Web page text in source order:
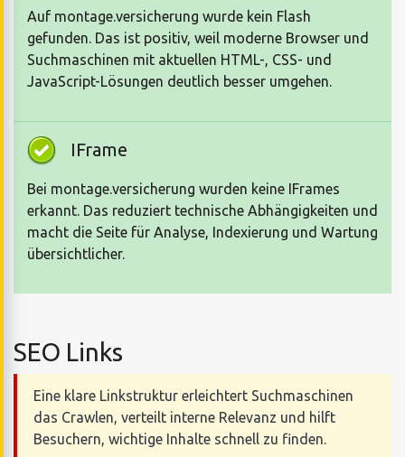
Auf montage.versicherung wurde kein Flash
gefunden. Das ist positiv, weil moderne Browser und
Suchmaschinen mit aktuellen HTML-, CSS- und
JavaScript-Lösungen deutlich besser umgehen.
IFrame
Bei montage.versicherung wurden keine IFrames
erkannt. Das reduziert technische Abhängigkeiten und
macht die Seite für Analyse, Indexierung und Wartung
übersichtlicher.
SEO Links
Eine klare Linkstruktur erleichtert Suchmaschinen
das Crawlen, verteilt interne Relevanz und hilft
Besuchern, wichtige Inhalte schnell zu finden.